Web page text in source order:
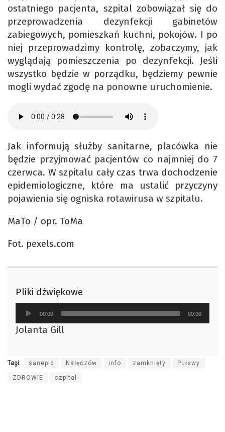
ostatniego pacjenta, szpital zobowiązał się do
przeprowadzenia dezynfekcji gabinetów
zabiegowych, pomieszkań kuchni, pokojów. I po
niej przeprowadzimy kontrolę, zobaczymy, jak
wyglądają pomieszczenia po dezynfekcji. Jeśli
wszystko będzie w porządku, będziemy pewnie
mogli wydać zgodę na ponowne uruchomienie.
Jak informują służby sanitarne, placówka nie
będzie przyjmować pacjentów co najmniej do 7
czerwca. W szpitalu cały czas trwa dochodzenie
epidemiologiczne, które ma ustalić przyczyny
pojawienia się ogniska rotawirusa w szpitalu.
MaTo / opr. ToMa
Fot. pexels.com
Pliki dźwiękowe
Odtwarzacz
plików
dźwiękowych
00:00 00:00
Jolanta Gill
Tagi: sanepid Nałęczów info zamknięty Puławy
ZDROWIE szpital